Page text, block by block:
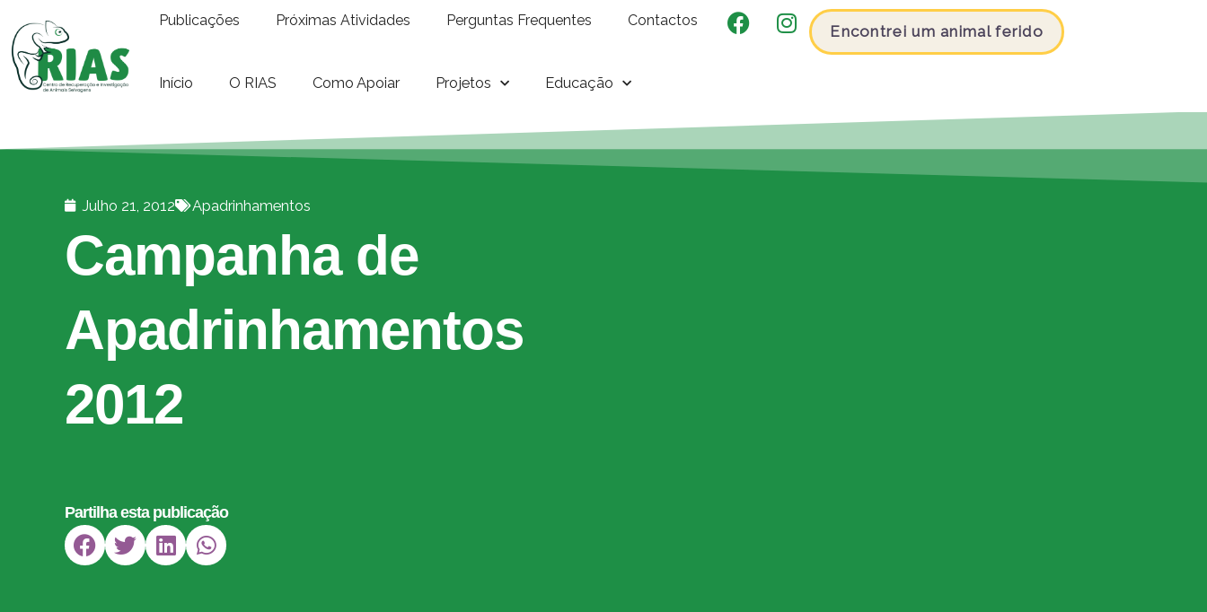
Publicações Próximas Atividades Perguntas Frequentes Contactos
Encontrei um animal ferido
Início O RIAS Como Apoiar Projetos Educação
Julho 21, 2012 Apadrinhamentos
Campanha de
Apadrinhamentos
2012
Partilha esta publicação